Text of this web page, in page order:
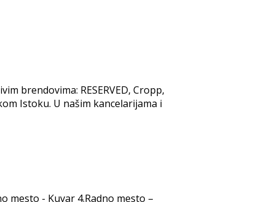
brendovima: RESERVED, Cropp,
Istoku. U našim kancelarijama i
mesto - Kuvar 4.Radno mesto –